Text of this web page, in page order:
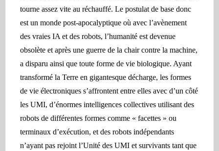
tourne assez vite auréchauffé. Le postulat de base donc
est un monde post-apocalyptique où avec l’avènement
des vraies IA et des robots, l’humanité est devenue
obsolète et après une guerre de la chair contre la machine,
a disparu ainsi que toute forme de vie biologique. Ayant
transformé la Terre en gigantesque décharge, les formes
de vie électroniques s’affrontent entre elles avec d’un côté
les UMI, d’énormes intelligences collectives utilisant des
robots de différentes formes comme « facettes » ou
terminaux d’exécution, et des robots indépendants
n’ayant pas rejoint l’Unité des UMI et survivants tant que